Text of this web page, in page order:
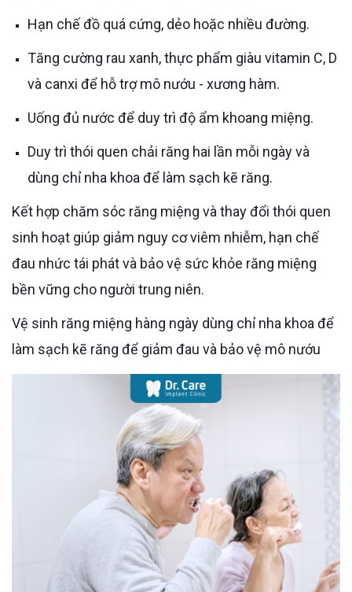
Hạn chế đồ quá cứng, dẻo hoặc nhiều đường.
Tăng cường rau xanh, thực phẩm giàu vitamin C, D
và canxi để hỗ trợ mô nướu - xương hàm.
Uống đủ nước để duy trì độ ẩm khoang miệng.
Duy trì thói quen chải răng hai lần mỗi ngày và
dùng chỉ nha khoa để làm sạch kẽ răng.
Kết hợp chăm sóc răng miệng và thay đổi thói quen
sinh hoạt giúp giảm nguy cơ viêm nhiễm, hạn chế
đau nhức tái phát và bảo vệ sức khỏe răng miệng
bền vững cho người trung niên.
Vệ sinh răng miệng hàng ngày dùng chỉ nha khoa để
làm sạch kẽ răng để giảm đau và bảo vệ mô nướu